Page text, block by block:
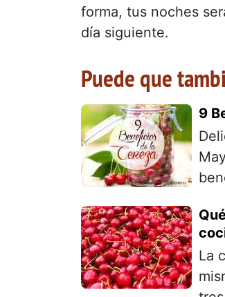
forma, tus noches
día siguiente.
Puede que
9
La